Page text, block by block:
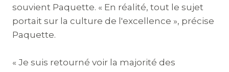
souvient Paquette. « En réalité, tout le sujet
portait sur la culture de l'excellence », précise
Paquette.
« Je suis retourné voir la majorité des